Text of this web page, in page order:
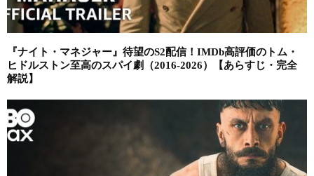
『ナイト・マネジャー』待望のS2配信！IMDb高評価のトム・
ヒドルストン至高のスパイ劇（2016-2026）【あらすじ・完全
解説】